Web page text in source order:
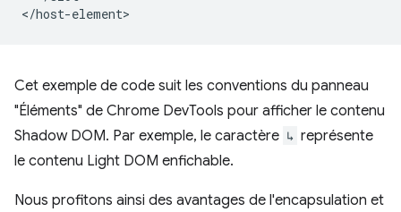
Cet exemple de code suit les conventions du panneau
"Éléments" de Chrome DevTools pour afficher le contenu
Shadow DOM. Par exemple, le caractère ↳ représente
le contenu Light DOM enfichable.
Nous profitons ainsi des avantages de l'encapsulation et